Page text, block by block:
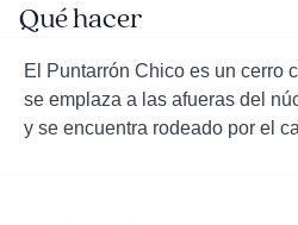
Qué hacer
El Puntarrón Chico es un cerro
se emplaza a las afueras del
y se encuentra rodeado por el